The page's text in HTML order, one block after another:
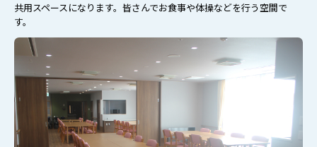
共用スペースになります。皆さんでお食事や体操などを行う空間で
す。